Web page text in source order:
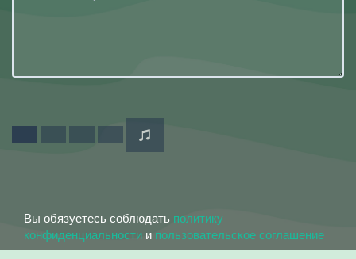
Вы обязуетесь соблюдать политику
конфиденциальности и пользовательское соглашение